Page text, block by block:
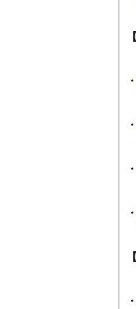
・
・
・
・
・